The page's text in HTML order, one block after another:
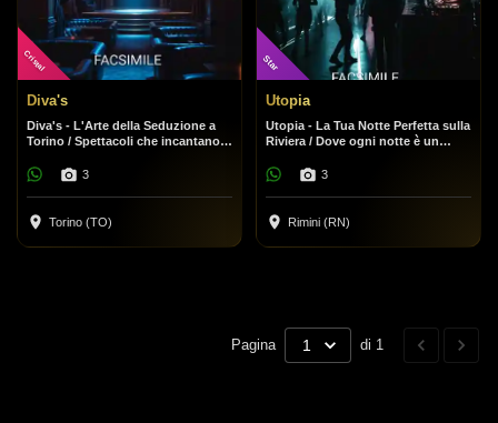
Cristal
Diva's
Diva's - L'Arte della Seduzione a
Torino / Spettacoli che incantano,
3
Torino (TO)
Star
Utopia
Utopia - La Tua Notte Perfetta sulla
Riviera / Dove ogni notte è un
3
Rimini (RN)
Pagina 1 di 1